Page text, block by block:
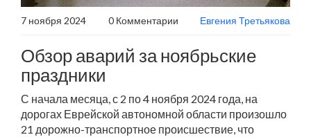
7 ноября 2024 0 Комментарии Евгения Третьякова
Обзор аварий за ноябрьские
праздники
С начала месяца, с 2 по 4 ноября 2024 года, на
дорогах Еврейской автономной области произошло
21 дорожно-транспортное происшествие, что